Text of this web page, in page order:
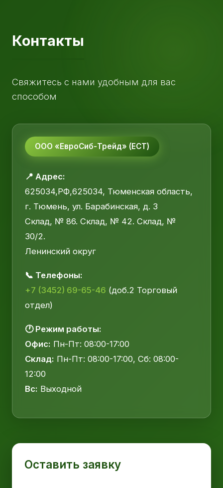
Контакты
Свяжитесь с нами удобным для вас
способом
ООО «ЕвроСиб-Трейд» (ЕСТ)
📍 Адрес:
625034,РФ,625034, Тюменская область,
г. Тюмень, ул. Барабинская, д. 3
Склад, № 86. Склад, № 42. Склад, №
30/2.
Ленинский округ
📞 Телефоны:
+7 (3452) 69-65-46 (доб.2 Торговый
отдел)
🕐 Режим работы:
Офис: Пн-Пт: 08:00-17:00
Склад: Пн-Пт: 08:00-17:00, Сб: 08:00-
12:00
Вс: Выходной
Оставить заявку